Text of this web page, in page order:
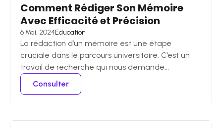
Comment Rédiger Son Mémoire
Avec Efficacité et Précision
6 Mai, 2024Education
La rédaction d’un mémoire est une étape
cruciale dans le parcours universitaire. C’est un
travail de recherche qui nous demande...
Consulter